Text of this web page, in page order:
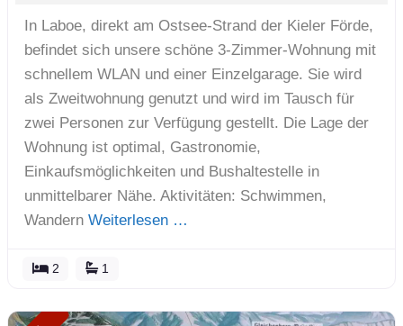
In Laboe, direkt am Ostsee-Strand der Kieler Förde,
befindet sich unsere schöne 3-Zimmer-Wohnung mit
schnellem WLAN und einer Einzelgarage. Sie wird
als Zweitwohnung genutzt und wird im Tausch für
zwei Personen zur Verfügung gestellt. Die Lage der
Wohnung ist optimal, Gastronomie,
Einkaufsmöglichkeiten und Bushaltestelle in
unmittelbarer Nähe. Aktivitäten: Schwimmen,
Wandern Weiterlesen …
2 1